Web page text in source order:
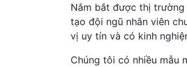
Nắm bắt được thị
tạo đội ngũ nhân viên
vị uy tín và có kinh
Chúng tôi có nhiều mẫu